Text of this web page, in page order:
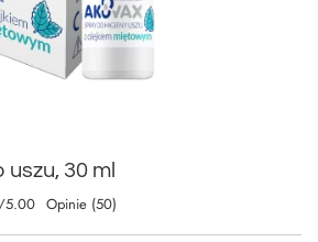
30 ml
5.00 Opinie (50)